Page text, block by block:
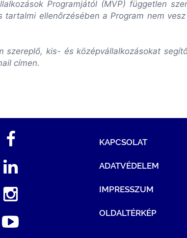
Programjától (MVP) független
ellenőrzésében a Program nem
kis- és középvállalkozásokat
címen.
KAPCSOLAT
ADATVÉDELEM
IMPRESSZUM
OLDALTÉRKÉP